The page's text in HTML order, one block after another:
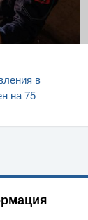
в
на 75